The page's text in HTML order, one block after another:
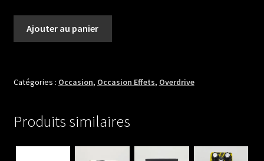
ENGINE
Ajouter au panier
Catégories : Occasion, Occasion Effets, Overdrive
Produits similaires